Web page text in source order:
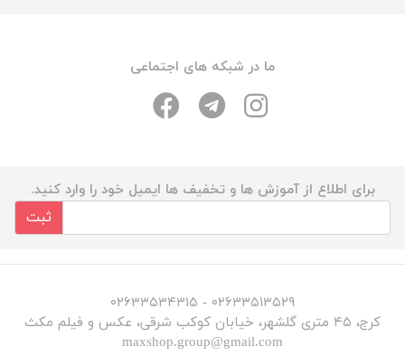
ما در شبکه های اجتماعی
برای اطلاع از آموزش ها و تخفیف ها ایمیل خود را وارد کنید.
ثبت
۰۲۶۳۳۵۱۳۵۲۹ - ۰۲۶۳۳۵۳۴۳۱۵
کرج، ۴۵ متری گلشهر، خیابان کوکب شرقی، عکس و فیلم مکث
maxshop.group@gmail.com